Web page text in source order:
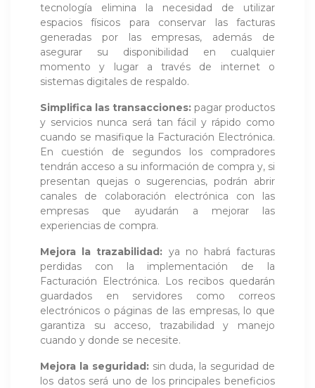
tecnología elimina la necesidad de utilizar
espacios físicos para conservar las facturas
generadas por las empresas, además de
asegurar su disponibilidad en cualquier
momento y lugar a través de internet o
sistemas digitales de respaldo.
Simplifica las transacciones: pagar productos
y servicios nunca será tan fácil y rápido como
cuando se masifique la Facturación Electrónica.
En cuestión de segundos los compradores
tendrán acceso a su información de compra y, si
presentan quejas o sugerencias, podrán abrir
canales de colaboración electrónica con las
empresas que ayudarán a mejorar las
experiencias de compra.
Mejora la trazabilidad: ya no habrá facturas
perdidas con la implementación de la
Facturación Electrónica. Los recibos quedarán
guardados en servidores como correos
electrónicos o páginas de las empresas, lo que
garantiza su acceso, trazabilidad y manejo
cuando y donde se necesite.
Mejora la seguridad:sin duda, la seguridad de
los datos será uno de los principales beneficios